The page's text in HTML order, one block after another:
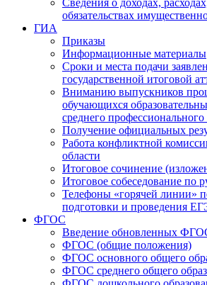
Сведения о доходах,
обязательствах
ГИА
Приказы
Информационные материалы
Сроки и места подачи
государственной итоговой
Вниманию выпускников
обучающихся
среднего профессионального
Получение официальных
Работа конфликтной
области
Итоговое сочинение
Итоговое собеседование по
Телефоны «горячей линии»
подготовки и проведения
ФГОС
Введение обновленных
ФГОС (общие положения)
ФГОС основного общего
ФГОС среднего общего